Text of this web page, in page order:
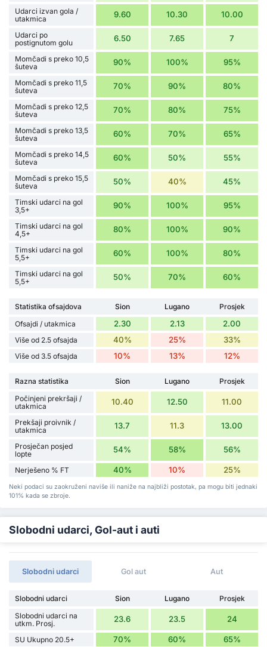
Udarci izvan gola /
utakmica
9.60 10.30 10.00
Udarci po
postignutom golu
6.50 7.65 7
Momčadi s preko 10,5
šuteva
90% 100% 95%
Momčadi s preko 11,5
šuteva
70% 90% 80%
Momčadi s preko 12,5
šuteva
70% 80% 75%
Momčadi s preko 13,5
šuteva
60% 70% 65%
Momčadi s preko 14,5
šuteva
60% 50% 55%
Momčadi s preko 15,5
šuteva
50% 40% 45%
Timski udarci na gol
3,5+
90% 100% 95%
Timski udarci na gol
4,5+
80% 100% 90%
Timski udarci na gol
5,5+
60% 100% 80%
Timski udarci na gol
5,5+
50% 70% 60%
Statistika ofsajdova Sion Lugano
Prosjek
Ofsajdi / utakmica
2.30 2.13 2.00
Više od 2.5 ofsajda 40% 25% 33%
Više od 3.5 ofsajda 10% 13% 12%
Razna statistika Sion Lugano
Prosjek
Počinjeni prekršaji /
utakmica
10.40 12.50 11.00
Prekšaji proivnik /
utakmica
13.7 11.3 13.00
Prosječan posjed
lopte
54% 58% 56%
Nerješeno % FT 40% 10% 25%
Neki podaci su zaokruženi naviše ili naniže na najbliži postotak, pa mogu biti jednaki
101% kada se zbroje.
Slobodni udarci, Gol-aut i auti
Slobodni udarci Gol aut Aut
Slobodni udarci Sion Lugano
Prosjek
Slobodni udarci na
utkm. Prosj.
23.6 23.5 24
SU Ukupno 20.5+ 70% 60% 65%